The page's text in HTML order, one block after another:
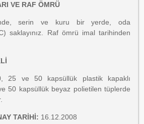
VE RAF ÖMRÜ
serin ve kuru bir yerde, oda
saklayınız. Raf ömrü imal tarihinden
25 ve 50 kapsüllük plastik kapaklı
50 kapsüllük beyaz polietilen tüplerde
TARİHİ: 16.12.2008